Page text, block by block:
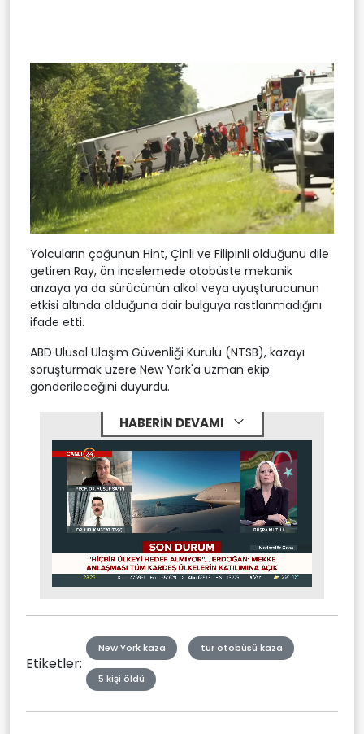
Yolcuların çoğunun Hint, Çinli ve Filipinli olduğunu dile
getiren Ray, ön incelemede otobüste mekanik
arızaya ya da sürücünün alkol veya uyuşturucunun
etkisi altında olduğuna dair bulguya rastlanmadığını
ifade etti.
ABD Ulusal Ulaşım Güvenliği Kurulu (NTSB), kazayı
soruşturmak üzere New York'a uzman ekip
gönderileceğini duyurdu.
HABERİN DEVAMI
Mute Stream
Etiketler:
New York kaza tur otobüsü kaza
5 kişi öldü